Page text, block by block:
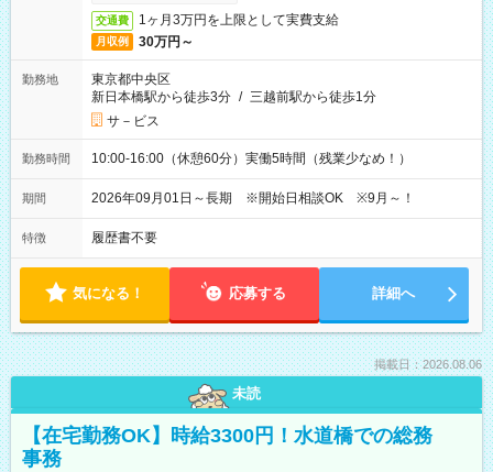
交通費 1ヶ月3万円を上限として実費支給
月収例 30万円～
勤務地
東京都中央区
新日本橋駅から徒歩3分 / 三越前駅から徒歩1分
サ－ビス
勤務時間 10:00-16:00（休憩60分）実働5時間（残業少なめ！）
期間 2026年09月01日～長期 ※開始日相談OK ※9月～！
特徴 履歴書不要
気になる！ 応募する 詳細へ
掲載日：2026.08.06
未読
【在宅勤務OK】時給3300円！水道橋での総務
事務